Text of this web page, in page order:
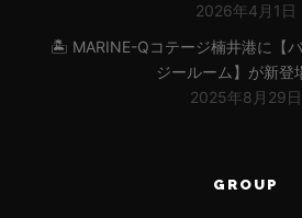
2026年4月1日
🏝 MARINE-Qコテージ楠井港に【
ジールーム】が新登
2025年8月29日
GROUP